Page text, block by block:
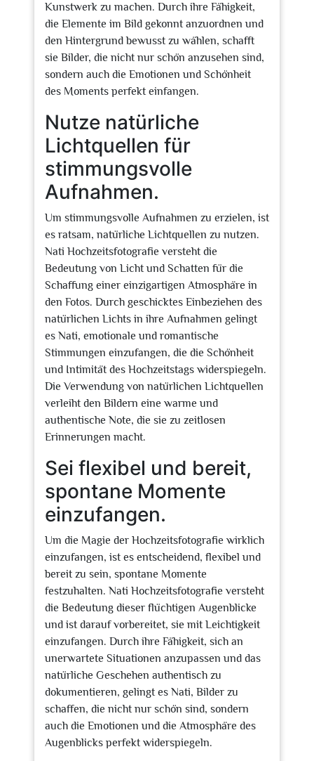
Kunstwerk zu machen. Durch ihre Fähigkeit,
die Elemente im Bild gekonnt anzuordnen und
den Hintergrund bewusst zu wählen, schafft
sie Bilder, die nicht nur schön anzusehen sind,
sondern auch die Emotionen und Schönheit
des Moments perfekt einfangen.
Nutze natürliche
Lichtquellen für
stimmungsvolle
Aufnahmen.
Um stimmungsvolle Aufnahmen zu erzielen, ist
es ratsam, natürliche Lichtquellen zu nutzen.
Nati Hochzeitsfotografie versteht die
Bedeutung von Licht und Schatten für die
Schaffung einer einzigartigen Atmosphäre in
den Fotos. Durch geschicktes Einbeziehen des
natürlichen Lichts in ihre Aufnahmen gelingt
es Nati, emotionale und romantische
Stimmungen einzufangen, die die Schönheit
und Intimität des Hochzeitstags widerspiegeln.
Die Verwendung von natürlichen Lichtquellen
verleiht den Bildern eine warme und
authentische Note, die sie zu zeitlosen
Erinnerungen macht.
Sei flexibel und bereit,
spontane Momente
einzufangen.
Um die Magie der Hochzeitsfotografie wirklich
einzufangen, ist es entscheidend, flexibel und
bereit zu sein, spontane Momente
festzuhalten. Nati Hochzeitsfotografie versteht
die Bedeutung dieser flüchtigen Augenblicke
und ist darauf vorbereitet, sie mit Leichtigkeit
einzufangen. Durch ihre Fähigkeit, sich an
unerwartete Situationen anzupassen und das
natürliche Geschehen authentisch zu
dokumentieren, gelingt es Nati, Bilder zu
schaffen, die nicht nur schön sind, sondern
auch die Emotionen und die Atmosphäre des
Augenblicks perfekt widerspiegeln.